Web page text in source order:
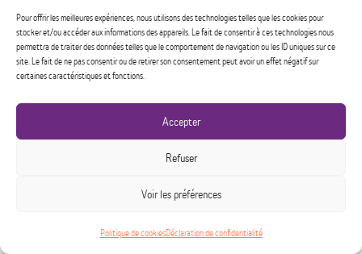
Pour offrir les meilleures expériences, nous utilisons des technologies telles que les cookies pour
stocker et/ou accéder aux informations des appareils. Le fait de consentir à ces technologies nous
permettra de traiter des données telles que le comportement de navigation ou les ID uniques sur ce
site. Le fait de ne pas consentir ou de retirer son consentement peut avoir un effet négatif sur
certaines caractéristiques et fonctions.
Accepter
Refuser
Voir les préférences
Politique de cookiesDéclaration de confidentialité